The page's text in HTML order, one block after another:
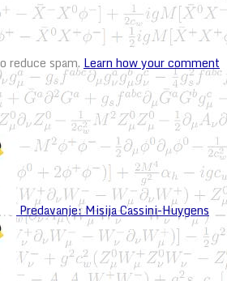
reduce spam. Learn how your comment
Predavanje: Misija Cassini-Huygens